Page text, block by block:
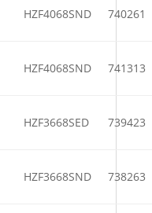
HZF4068SND 740261
HZF4068SND 741313
HZF3668SED 739423
HZF3668SND 738263